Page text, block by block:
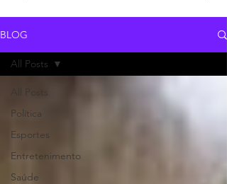
estadual de quadrilhas de PE
BLOG
All Posts
Política
Esportes
Entretenimento
Saúde
All Posts